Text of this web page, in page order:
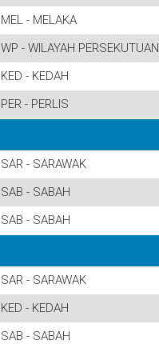
MEL - MELAKA
WP - WILAYAH PERSEKUTUAN
KED - KEDAH
PER - PERLIS
SAR - SARAWAK
SAB - SABAH
SAB - SABAH
SAR - SARAWAK
KED - KEDAH
SAB - SABAH